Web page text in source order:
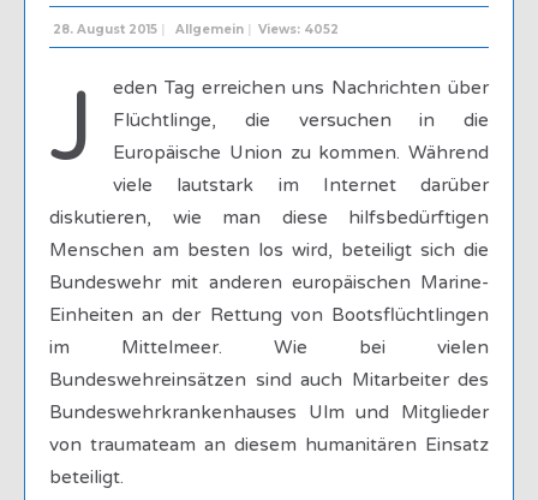
28. August 2015 | Allgemein | Views: 4052
J
eden Tag erreichen uns Nachrichten über
Flüchtlinge, die versuchen in die
Europäische Union zu kommen. Während
viele lautstark im Internet darüber
diskutieren, wie man diese hilfsbedürftigen
Menschen am besten los wird, beteiligt sich die
Bundeswehr mit anderen europäischen Marine-
Einheiten an der Rettung von Bootsflüchtlingen
im Mittelmeer. Wie bei vielen
Bundeswehreinsätzen sind auch Mitarbeiter des
Bundeswehrkrankenhauses Ulm und Mitglieder
von traumateam an diesem humanitären Einsatz
beteiligt.